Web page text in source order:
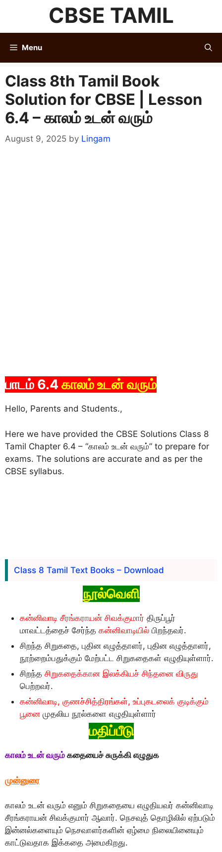
content
CBSE TAMIL
Menu
Class 8th Tamil Book
Solution for CBSE | Lesson
6.4 – காலம் உடன் வரும்
August 9, 2025 by Lingam
பாடம் 6.4காலம் உடன் வரும்
Hello, Parents and Students.,
Here we have provided the CBSE Solutions Class 8
Tamil Chapter 6.4 – “காலம் உடன் வரும்” to prepare for
exams. The solutions are accurate and as per the
CBSE syllabus.
Class 8 Tamil Text Books – Download
நூல்வெளி
கன்னிவாடி சீரங்கராயன் சிவக்குமார் திருப்பூர்
மாவட்டத்தைச் சேர்ந்த கன்னிவாடியில் பிறந்தவர்.
சிறந்த சிறுகதை, புதின எழுத்தாளர், புதின எழுத்தாளர்,
நூற்றைம்பதுக்கும் மேற்பட்ட சிறுகதைகள் எழுதியுள்ளார்.
சிறந்த சிறுகதைக்கான இலக்கியச் சிந்தனை விருது
பெற்றவர்.
கன்னிவாடி, குணச்சித்திரங்கள், உப்புகடலைக் குடிக்கும்
பூனை முதலிய நூல்களை எழுதியுள்ளார்
மதிப்பீடு
காலம் உடன் வரும் கதையைச் சுருக்கி எழுதுக
முன்னுரை
காலம் உடன் வரும் எனும் சிறுகதையை எழுதியவர் கன்னிவாடி
சீரங்கராயன் சிவக்குமார் ஆவார். நெசவுத் தொழிலில் ஏற்படும்
இன்னல்களையும் நெசவாளர்களின் ஏழ்மை நிலையினையும்
காட்டுவதாக இக்கதை அமைகிறது.